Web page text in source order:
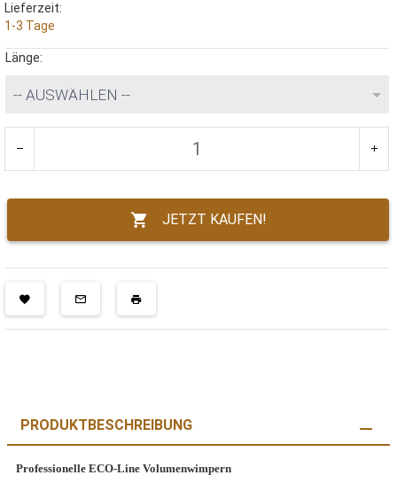
Lieferzeit:
1-3 Tage
Länge:
-- AUSWÄHLEN --
JETZT KAUFEN!
PRODUKTBESCHREIBUNG
Professionelle ECO-Line Volumenwimpern